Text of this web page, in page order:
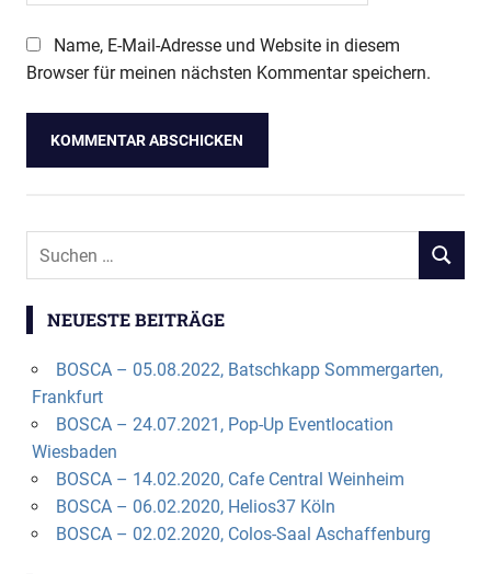
Name, E-Mail-Adresse und Website in diesem
Browser für meinen nächsten Kommentar speichern.
NEUESTE BEITRÄGE
BOSCA – 05.08.2022, Batschkapp Sommergarten,
Frankfurt
BOSCA – 24.07.2021, Pop-Up Eventlocation
Wiesbaden
BOSCA – 14.02.2020, Cafe Central Weinheim
BOSCA – 06.02.2020, Helios37 Köln
BOSCA – 02.02.2020, Colos-Saal Aschaffenburg